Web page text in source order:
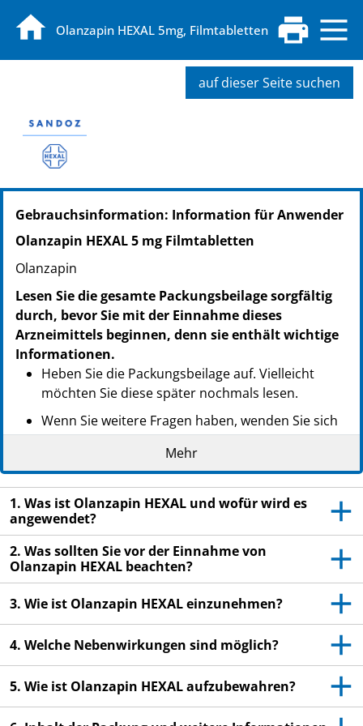
Olanzapin HEXAL 5mg, Filmtabletten
auf dieser Seite suchen
PZN: 08877398
PPN: 110887739831
NTIN: 04150088773986
PPN: 110928801458
NTIN: 04150092880144
Gebrauchsinformation: Information für Anwender
Olanzapin HEXAL 5 mg Filmtabletten
Olanzapin
Lesen Sie die gesamte Packungsbeilage sorgfältig
durch, bevor Sie mit der Einnahme dieses
Arzneimittels beginnen, denn sie enthält wichtige
Informationen.
Heben Sie die Packungsbeilage auf. Vielleicht
möchten Sie diese später nochmals lesen.
Wenn Sie weitere Fragen haben, wenden Sie sich
an Ihren Arzt oder Apotheker.
Dieses Arzneimittel wurde Ihnen persönlich
verschrieben. Geben Sie es nicht an Dritte weiter.
Es kann anderen Menschen schaden, auch wenn
diese die gleichen Beschwerden haben wie Sie.
Wenn Sie Nebenwirkungen bemerken, wenden Sie
sich an Ihren Arzt oder Apotheker. Dies gilt auch
Packungsbeilage angegeben sind. Siehe Abschnitt
Mehr
1. Was ist Olanzapin HEXAL und wofür wird es
angewendet?
2. Was sollten Sie vor der Einnahme von
Olanzapin HEXAL beachten?
3. Wie ist Olanzapin HEXAL einzunehmen?
4. Welche Nebenwirkungen sind möglich?
5. Wie ist Olanzapin HEXAL aufzubewahren?